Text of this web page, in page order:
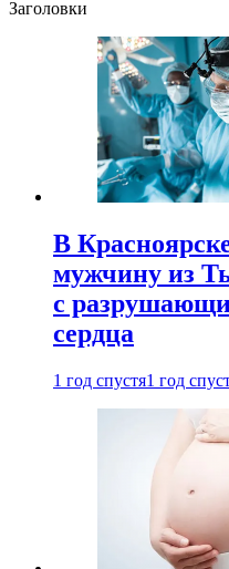
Заголовки
В
мужчину из
с
сердца
1 год спустя1 год